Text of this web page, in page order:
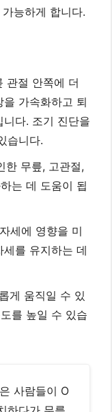
능하게 합니다.
관절 안쪽에 더
가속화하고 퇴
다. 조기 진단을
습니다.
한 무릎, 고관절,
는 데 도움이 됩
세에 영향을 미
를 유지하는 데
게 움직일 수 있
를 높일 수 있습
사람들이 O